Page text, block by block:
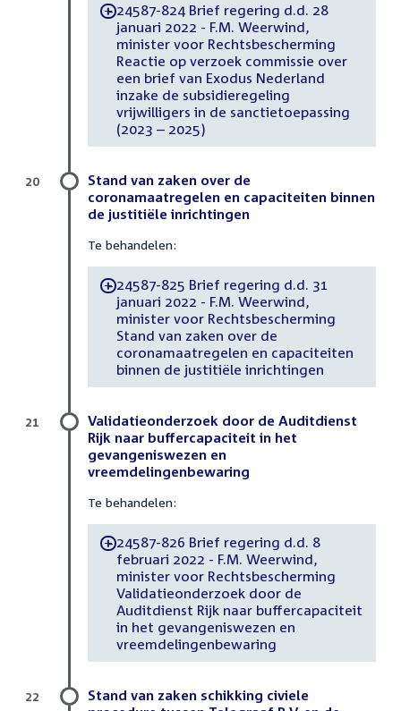
-24587-824 Brief regering d.d. 28
januari 2022 - F.M. Weerwind,
minister voor Rechtsbescherming
Reactie op verzoek commissie over
een brief van Exodus Nederland
inzake de subsidieregeling
vrijwilligers in de sanctietoepassing
(2023 – 2025)
Stand van zaken over de
coronamaatregelen en capaciteiten binnen
de justitiële inrichtingen
Te behandelen:
-24587-825 Brief regering d.d. 31
januari 2022 - F.M. Weerwind,
minister voor Rechtsbescherming
Stand van zaken over de
coronamaatregelen en capaciteiten
binnen de justitiële inrichtingen
20
Validatieonderzoek door de Auditdienst
Rijk naar buffercapaciteit in het
gevangeniswezen en
vreemdelingenbewaring
Te behandelen:
-24587-826 Brief regering d.d. 8
februari 2022 - F.M. Weerwind,
minister voor Rechtsbescherming
Validatieonderzoek door de
Auditdienst Rijk naar buffercapaciteit
in het gevangeniswezen en
vreemdelingenbewaring
21
Stand van zaken schikking civiele
22